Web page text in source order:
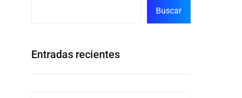
Buscar
Entradas recientes